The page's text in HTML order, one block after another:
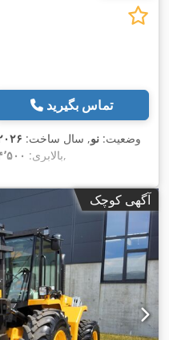
تماس بگیرید
وضعیت: نو, سال ساخت:
بالابری: ۴٬۵۰۰ ,
آگهی کوچک